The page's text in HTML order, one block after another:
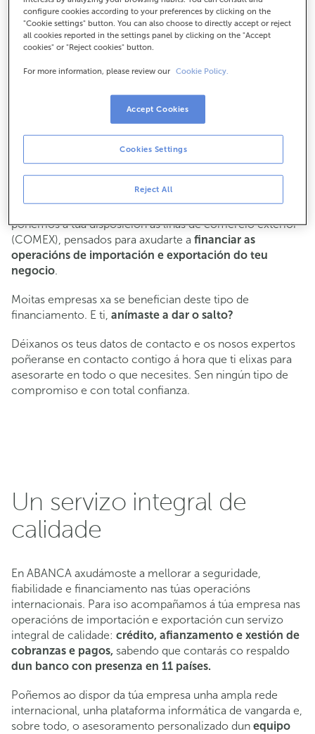
Axudámoste a dar o salto
a outros países
. Se aexpansión a outros países
tamén se atopa na túa estratexia empresarial, nós
contamos con experiencia e produtos específicos para
axudarte.
En ABANCA traballamos para impulsar a
internacionalización das empresas. É por isto que
poñemos á túa disposición as liñas de comercio exterior
(COMEX), pensados para axudarte a financiar as
operacións de importación e exportación do teu
negocio.
Moitas empresas xa se benefician deste tipo de
financiamento. E ti, anímaste a dar o salto?
Déixanos os teus datos de contacto e os nosos expertos
poñeranse en contacto contigo á hora que ti elixas para
asesorarte en todo o que necesites. Sen ningún tipo de
compromiso e con total confianza.
Un servizo integral de
calidade
En ABANCA axudámoste a mellorar a seguridade,
fiabilidade e financiamento nas túas operacións
internacionais. Para iso acompañamos á túa empresa nas
operacións de importación e exportación cun servizo
integral de calidade: crédito, afianzamento e xestión de
cobranzas e pagos, sabendo que contarás co respaldo
dun banco con presenza en 11 países.
Poñemos ao dispor da túa empresa unha ampla rede
internacional, unha plataforma informática de vangarda e,
sobre todo, o asesoramento personalizado dun equipo
configure cookies according to your preferences by clicking on the
"Cookie settings" button. You can also choose to directly accept or reject
all cookies reported in the settings panel by clicking on the "Accept
cookies" or "Reject cookies" button.
For more information, please review our Cookie Policy.
Reject All
Cookies Settings
Accept Cookies